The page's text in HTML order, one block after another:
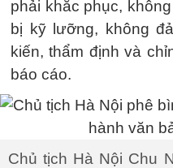
phải khắc phục,
bị kỹ lưỡng, không
kiến, thẩm định và
báo cáo.
Chủ tịch Hà Nội Chu